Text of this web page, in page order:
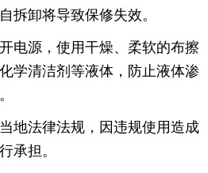
拆卸将导致保修失效。​
电源，使用干燥、柔软的布擦
学清洁剂等液体，防止液体渗
地法律法规，因违规使用造成
承担。​